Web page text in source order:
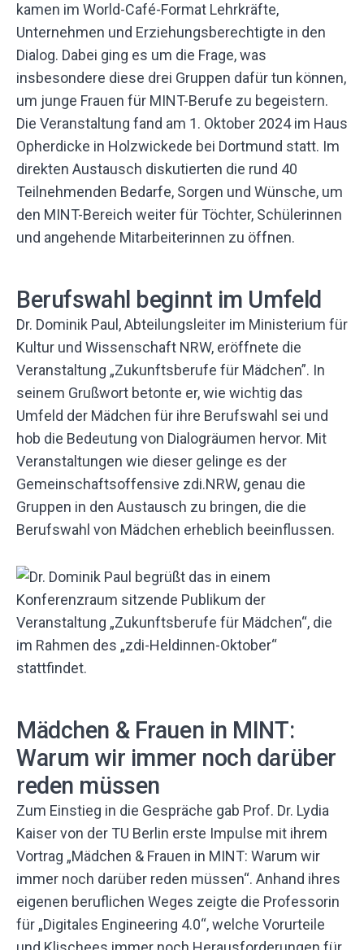
kamen im World-Café-Format Lehrkräfte,
Unternehmen und Erziehungsberechtigte in den
Dialog. Dabei ging es um die Frage, was
insbesondere diese drei Gruppen dafür tun können,
um junge Frauen für MINT-Berufe zu begeistern.
Die Veranstaltung fand am 1. Oktober 2024 im Haus
Opherdicke in Holzwickede bei Dortmund statt. Im
direkten Austausch diskutierten die rund 40
Teilnehmenden Bedarfe, Sorgen und Wünsche, um
den MINT-Bereich weiter für Töchter, Schülerinnen
und angehende Mitarbeiterinnen zu öffnen.
Berufswahl beginnt im Umfeld
Dr. Dominik Paul, Abteilungsleiter im Ministerium für
Kultur und Wissenschaft NRW, eröffnete die
Veranstaltung „Zukunftsberufe für Mädchen”. In
seinem Grußwort betonte er, wie wichtig das
Umfeld der Mädchen für ihre Berufswahl sei und
hob die Bedeutung von Dialogräumen hervor. Mit
Veranstaltungen wie dieser gelinge es der
Gemeinschaftsoffensive zdi.NRW, genau die
Gruppen in den Austausch zu bringen, die die
Berufswahl von Mädchen erheblich beeinflussen.
Mädchen & Frauen in MINT:
Warum wir immer noch darüber
reden müssen
Zum Einstieg in die Gespräche gab Prof. Dr. Lydia
Kaiser von der TU Berlin erste Impulse mit ihrem
Vortrag „Mädchen & Frauen in MINT: Warum wir
immer noch darüber reden müssen“. Anhand ihres
eigenen beruflichen Weges zeigte die Professorin
für „Digitales Engineering 4.0“, welche Vorurteile